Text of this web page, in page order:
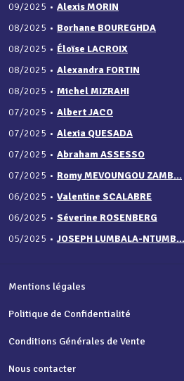
09/2025 • Alexis MORIN
08/2025 • Borhane BOUREGHDA
08/2025 • Éloïse LACROIX
08/2025 • Alexandra FORTIN
08/2025 • Michel MIZRAHI
07/2025 • Albert JACO
07/2025 • Alexia QUESADA
07/2025 • Abraham ASSESSO
07/2025 • Romy MEVOUNGOU ZAMB...
06/2025 • Valentine SCALABRE
06/2025 • Séverine ROSENBERG
05/2025 • JOSEPH LUMBALA-NTUMB...
Mentions légales
Politique de Confidentialité
Conditions Générales de Vente
Nous contacter